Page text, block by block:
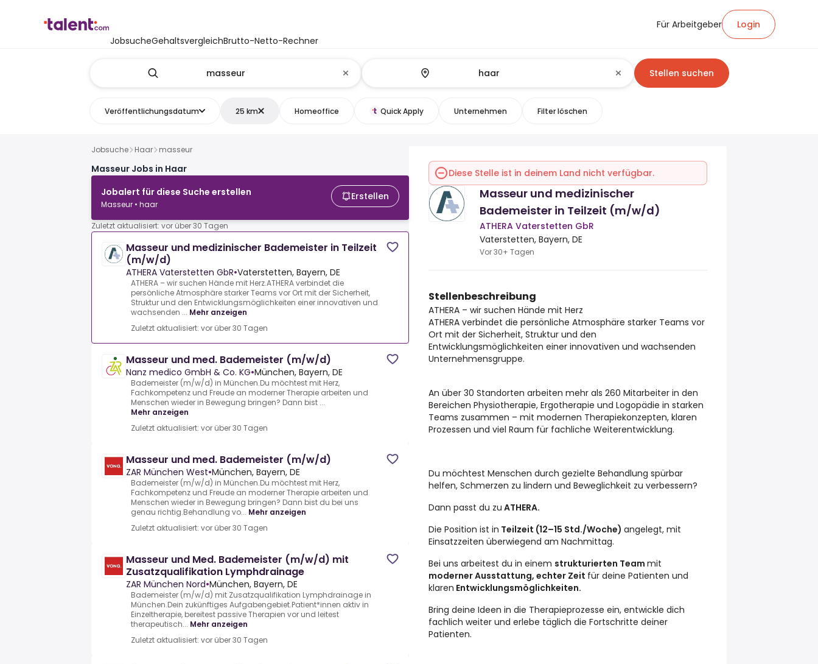
JobsucheGehaltsvergleichBrutto-Netto-Rechner
Für Arbeitgeber Login
Stellen suchen
Veröffentlichungsdatum 25 km Homeoffice Quick Apply Unternehmen Filter löschen
Jobsuche Haar masseur
Masseur Jobs in Haar
Jobalert für diese Suche erstellen
Masseur • haar
Erstellen
Zuletzt aktualisiert: vor über 30 Tagen
Masseur und medizinischer Bademeister in Teilzeit
(m/w/d)
ATHERA Vaterstetten GbR•Vaterstetten, Bayern, DE
ATHERA – wir suchen Hände mit Herz.ATHERA verbindet die
persönliche Atmosphäre starker Teams vor Ort mit der Sicherheit,
Struktur und den Entwicklungsmöglichkeiten einer innovativen und
wachsenden ... Mehr anzeigen
Zuletzt aktualisiert: vor über 30 Tagen
Masseur und med. Bademeister (m/w/d)
Nanz medico GmbH & Co. KG•München, Bayern, DE
Bademeister (m/w/d) in München.Du möchtest mit Herz,
Fachkompetenz und Freude an moderner Therapie arbeiten und
Menschen wieder in Bewegung bringen? Dann bist ...
Mehr anzeigen
Zuletzt aktualisiert: vor über 30 Tagen
Masseur und med. Bademeister (m/w/d)
ZAR München West•München, Bayern, DE
Bademeister (m/w/d) in München.Du möchtest mit Herz,
Fachkompetenz und Freude an moderner Therapie arbeiten und
Menschen wieder in Bewegung bringen? Dann bist du bei uns
genau richtig.Behandlung vo... Mehr anzeigen
Zuletzt aktualisiert: vor über 30 Tagen
Masseur und Med. Bademeister (m/w/d) mit
Zusatzqualifikation Lymphdrainage
ZAR München Nord•München, Bayern, DE
Bademeister (m/w/d) mit Zusatzqualifikation Lymphdrainage in
München.Dein zukünftiges Aufgabengebiet.Patient*innen aktiv in
Einzeltherapie, bereitest passive Therapien vor und leitest
therapeutisch... Mehr anzeigen
Zuletzt aktualisiert: vor über 30 Tagen
Diese Stelle ist in deinem Land nicht verfügbar.
Masseur und medizinischer
Bademeister in Teilzeit (m/w/d)
ATHERA Vaterstetten GbR
Vaterstetten, Bayern, DE
Vor 30+ Tagen
Stellenbeschreibung
ATHERA – wir suchen Hände mit Herz
ATHERA verbindet die persönliche Atmosphäre starker Teams vor
Ort mit der Sicherheit, Struktur und den
Entwicklungsmöglichkeiten einer innovativen und wachsenden
Unternehmensgruppe.
An über 30 Standorten arbeiten mehr als 260 Mitarbeiter in den
Bereichen Physiotherapie, Ergotherapie und Logopädie in starken
Teams zusammen – mit modernen Therapiekonzepten, klaren
Prozessen und viel Raum für fachliche Weiterentwicklung.
Du möchtest Menschen durch gezielte Behandlung spürbar
helfen, Schmerzen zu lindern und Beweglichkeit zu verbessern?
Dann passt du zu ATHERA.
Die Position ist in Teilzeit (12–15 Std./Woche) angelegt, mit
Einsatzzeiten überwiegend am Nachmittag.
Bei uns arbeitest du in einem strukturierten Team mit
moderner Ausstattung, echter Zeit für deine Patienten und
klaren Entwicklungsmöglichkeiten.
Bring deine Ideen in die Therapieprozesse ein, entwickle dich
fachlich weiter und erlebe täglich die Fortschritte deiner
Patienten.